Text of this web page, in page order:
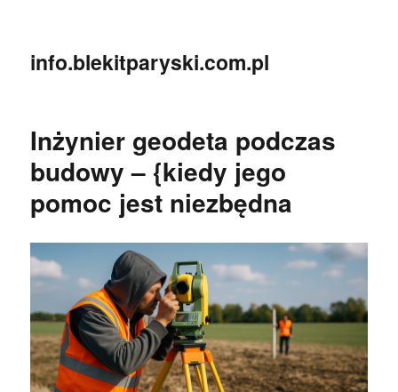
info.blekitparyski.com.pl
Inżynier geodeta podczas
budowy – {kiedy jego
pomoc jest niezbędna